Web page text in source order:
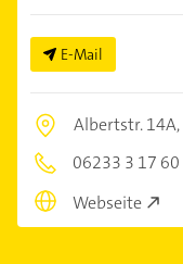
E-Mail
Albertstr. 14A,
06233 3 17 60
Webseite